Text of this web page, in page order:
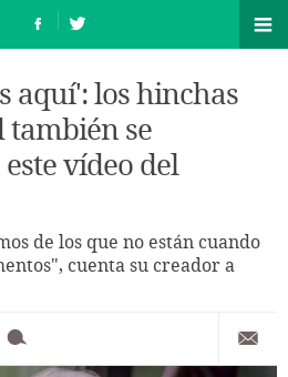
aquí': los hinchas
también se
vídeo del
de los que no están cuando
cuenta su creador a